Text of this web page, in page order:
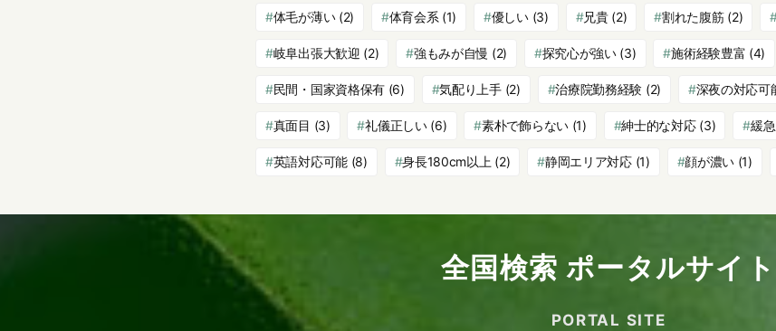
体毛が薄い(2) 体育会系 (1) 優しい(3) 兄貴(2) 割れた腹筋(2)
岐阜出張大歓迎 (2) 強もみが自慢 (2) 探究心が強い(3) 施術経験豊富 (4)
民間・国家資格保有 (6) 気配り上手(2) 治療院勤務経験 (2) 深夜の対応可
真面目 (3) 礼儀正しい(6) 素朴で飾らない(1) 紳士的な対応(3) 緩
英語対応可能(8) 身長180cm以上 (2) 静岡エリア対応(1) 顔が濃い (1)
全国検索 ポータルサイト
PORTAL SITE